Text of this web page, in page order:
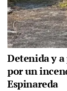
Detenida y
por un
Espinareda